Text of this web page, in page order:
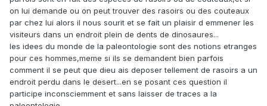
on lui demande ou on peut trouver des rasoirs ou des couteaux
par chez lui alors il nous sourit et se fait un plaisir d emmener les
visiteurs dans un endroit plein de dents de dinosaures...
les idees du monde de la paleontologie sont des notions etranges
pour ces hommes,meme si ils se demandent bien parfois
comment il se peut que dieu ais deposer tellement de rasoirs a un
endroit perdu dans le desert...en se posant ces question il
participe inconsciemment et sans laisser de traces a la